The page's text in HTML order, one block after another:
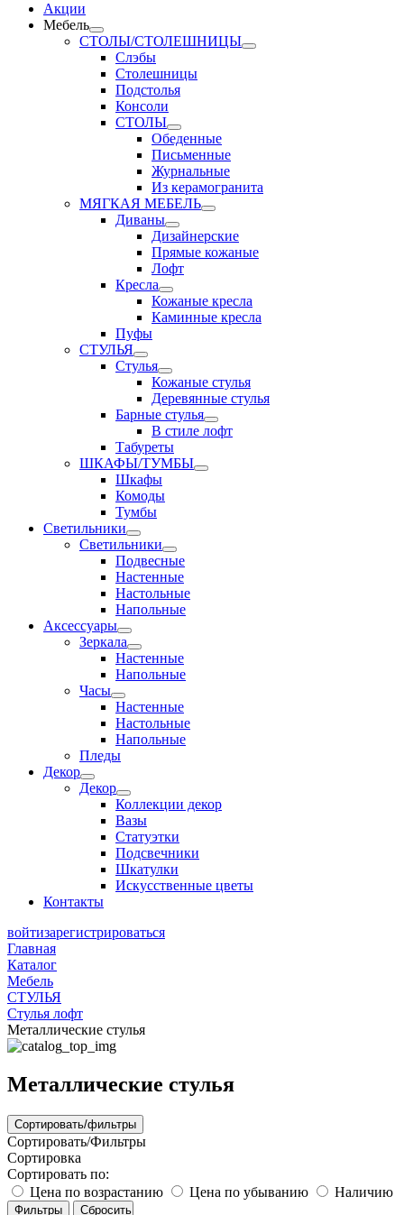
Акции
Мебель
СТОЛЫ/СТОЛЕШНИЦЫ
Слэбы
Столешницы
Подстолья
Консоли
СТОЛЫ
Обеденные
Письменные
Журнальные
Из керамогранита
МЯГКАЯ МЕБЕЛЬ
Диваны
Дизайнерские
Прямые кожаные
Лофт
Кресла
Кожаные кресла
Каминные кресла
Пуфы
СТУЛЬЯ
Стулья
Кожаные стулья
Деревянные стулья
Барные стулья
В стиле лофт
Табуреты
ШКАФЫ/ТУМБЫ
Шкафы
Комоды
Тумбы
Светильники
Светильники
Подвесные
Настенные
Настольные
Напольные
Аксессуары
Зеркала
Настенные
Напольные
Часы
Настенные
Настольные
Напольные
Пледы
Декор
Декор
Коллекции декор
Вазы
Статуэтки
Подсвечники
Шкатулки
Искусственные цветы
Контакты
войтизарегистрироваться
Главная
Каталог
Мебель
СТУЛЬЯ
Стулья лофт
Металлические стулья
Металлические стулья
Сортировать/фильтры
Сортировать/Фильтры
Сортировка
Сортировать по:
Цена по возрастанию
Цена по убыванию Наличию